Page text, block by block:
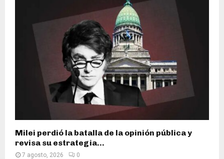
Milei perdió la batalla de la opinión pública y
revisa su estrategia...
7 agosto, 2026 0